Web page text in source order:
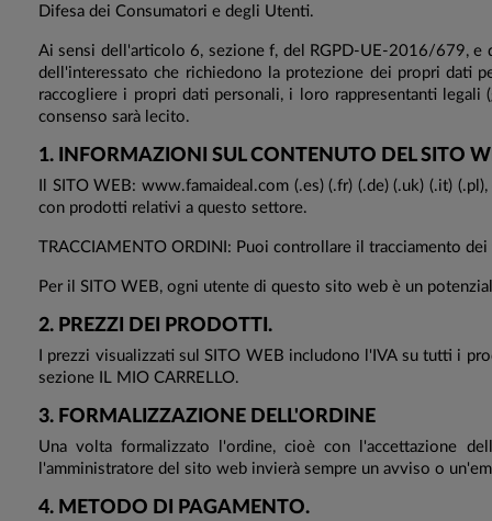
Difesa dei Consumatori e degli Utenti.
Ai sensi dell'articolo 6, sezione f, del RGPD-UE-2016/679,
dell'interessato che richiedono la protezione dei propri dati
raccogliere i propri dati personali, i loro rappresentanti
consenso sarà lecito.
1. INFORMAZIONI SUL CONTENUTO DEL SITO
Il SITO WEB: www.famaideal.com (.es) (.fr) (.de) (.uk) (.it)
con prodotti relativi a questo settore.
TRACCIAMENTO ORDINI: Puoi controllare il tracciamento
Per il SITO WEB, ogni utente di questo sito web è un
2. PREZZI DEI PRODOTTI.
I prezzi visualizzati sul SITO WEB includono l'IVA su tutti i
sezione IL MIO CARRELLO.
3. FORMALIZZAZIONE DELL'ORDINE
Una volta formalizzato l'ordine, cioè con l'accettazione
l'amministratore del sito web invierà sempre un avviso o
4. METODO DI PAGAMENTO.